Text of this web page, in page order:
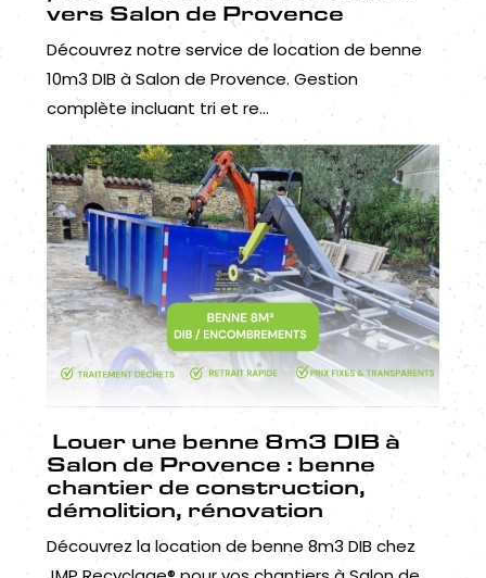
vers Salon de Provence
Découvrez notre service de location de benne
10m3 DIB à Salon de Provence. Gestion
complète incluant tri et re...
Louer une benne 8m3 DIB à
Salon de Provence : benne
chantier de construction,
démolition, rénovation
Découvrez la location de benne 8m3 DIB chez